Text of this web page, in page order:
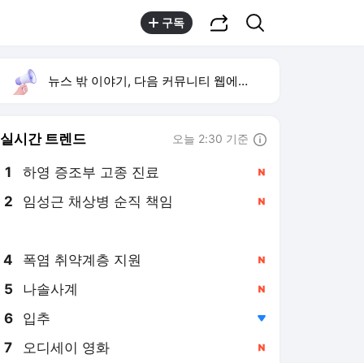
구독
뉴스 밖 이야기, 다음 커뮤니티 웹에서 보기
실시간 트렌드 오늘 2:30 기준
1 하영 증조부 고종 진료
2 임성근 채상병 순직 책임
4 폭염 취약계층 지원
5 나솔사계
6 입추
7 오디세이 영화